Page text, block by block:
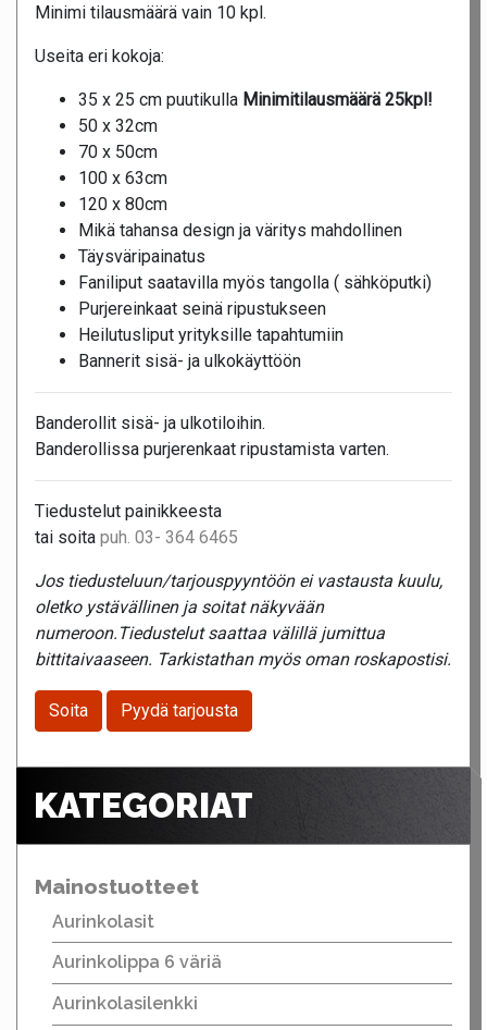
Minimi tilausmäärä vain 10 kpl.
Useita eri kokoja:
35 x 25 cm puutikulla Minimitilausmäärä 25kpl!
50 x 32cm
70 x 50cm
100 x 63cm
120 x 80cm
Mikä tahansa design ja väritys mahdollinen
Täysväripainatus
Faniliput saatavilla myös tangolla ( sähköputki)
Purjereinkaat seinä ripustukseen
Heilutusliput yrityksille tapahtumiin
Bannerit sisä- ja ulkokäyttöön
Banderollit sisä- ja ulkotiloihin.
Banderollissa purjerenkaat ripustamista varten.
Tiedustelut painikkeesta
tai soita puh. 03- 364 6465
Jos tiedusteluun/tarjouspyyntöön ei vastausta kuulu,
oletko ystävällinen ja soitat näkyvään
numeroon.Tiedustelut saattaa välillä jumittua
bittitaivaaseen. Tarkistathan myös oman roskapostisi.
Soita Pyydä tarjousta
KATEGORIAT
Mainostuotteet
Aurinkolasit
Aurinkolippa 6 väriä
Aurinkolasilenkki